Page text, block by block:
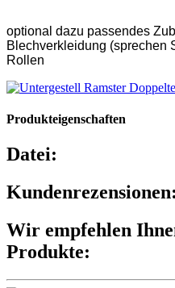
optional dazu passendes
Blechverkleidung (sprechen
Rollen
Produkteigenschaften
Datei:
Kundenrezensionen:
Wir empfehlen
Produkte: